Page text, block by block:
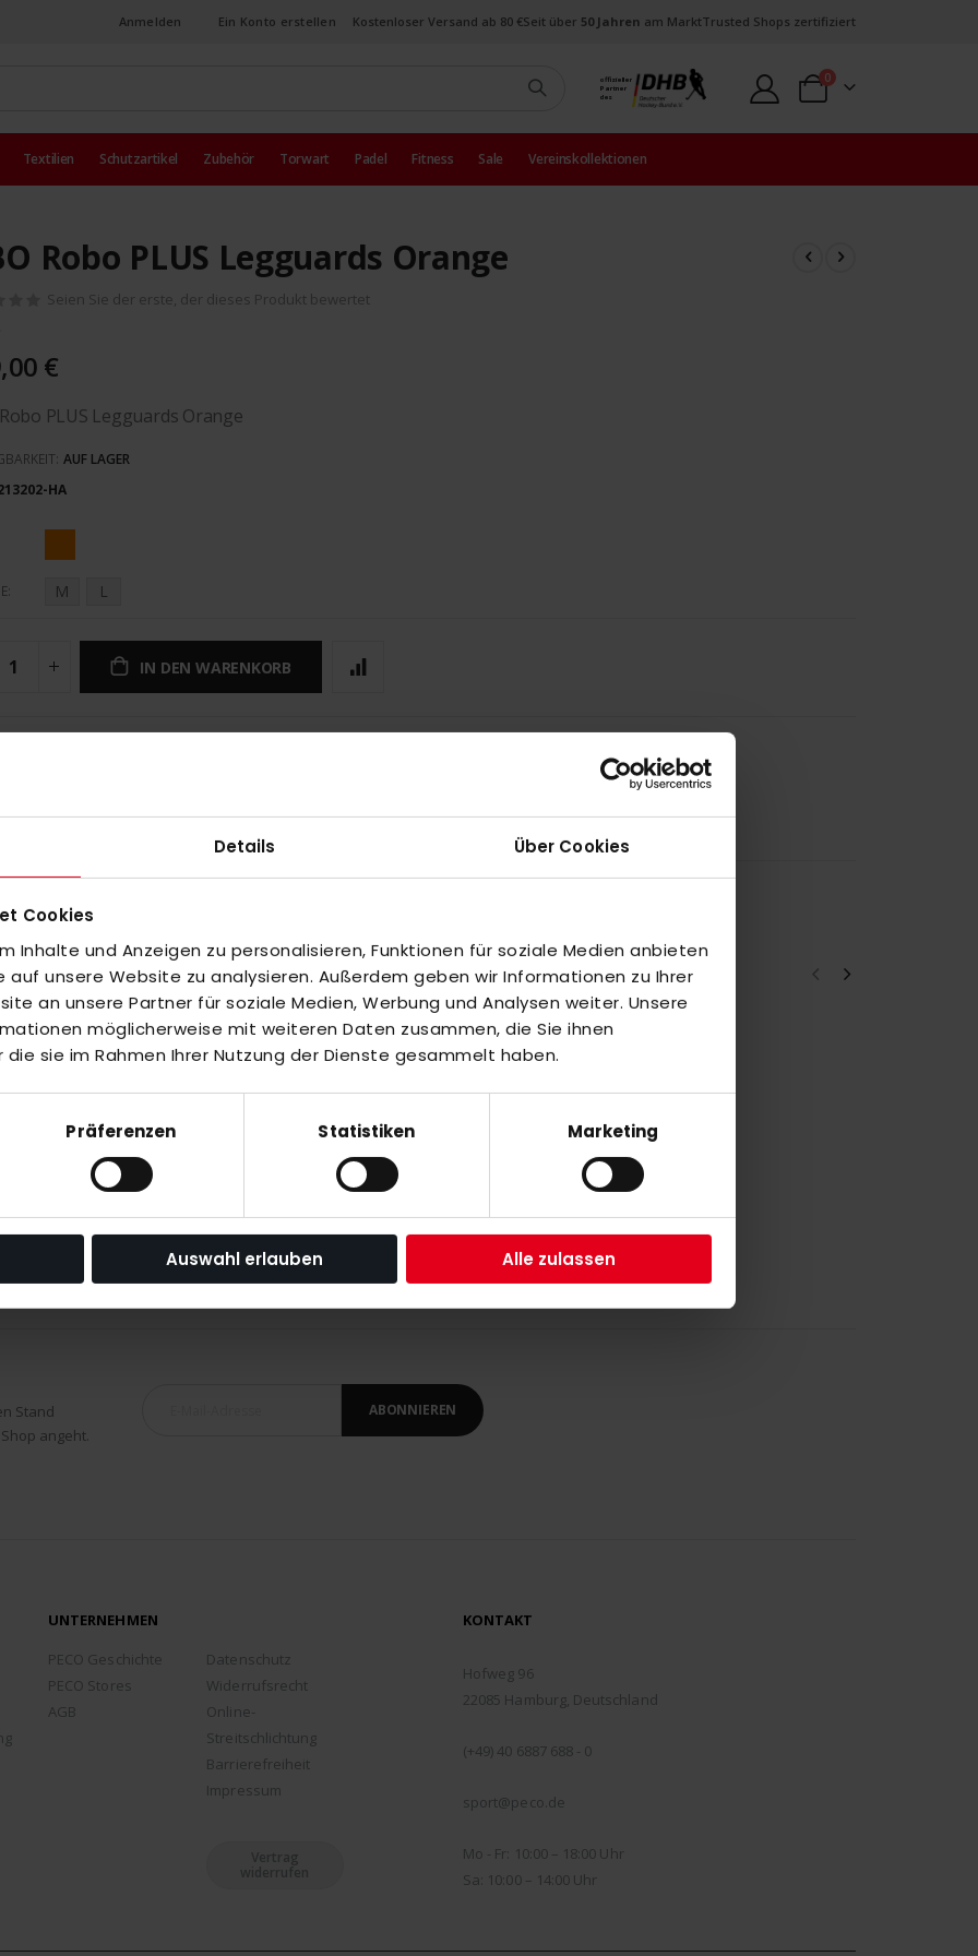
Details Über Cookies
Cookies
Inhalte und Anzeigen zu personalisieren, Funktionen für soziale Medien anbieten
auf unsere Website zu analysieren. Außerdem geben wir Informationen zu Ihrer
an unsere Partner für soziale Medien, Werbung und Analysen weiter. Unsere
möglicherweise mit weiteren Daten zusammen, die Sie ihnen
sie im Rahmen Ihrer Nutzung der Dienste gesammelt haben.
Präferenzen Statistiken Marketing
Auswahl erlauben Alle zulassen
Anmelden Ein Konto erstellen Kostenloser Versand ab 80 €Seit über 50 Jahren am MarktTrusted Shops zertifiziert
offizieller
Partner
des
Warenkorb
0Artikel
Textilien Schutzartikel Zubehör Torwart Padel Fitness Sale Vereinskollektionen
Robo PLUS Legguards Orange
Seien Sie der erste, der dieses Produkt bewertet
€
PLUS Legguards Orange
AUF LAGER
HA
M L
IN DEN WARENKORB
oderAlle auswählen
Stand
angeht.
ABONNIEREN
UNTERNEHMEN
PECO Geschichte
PECO Stores
AGB
Datenschutz
Widerrufsrecht
Online-
Streitschlichtung
Barrierefreiheit
Impressum
Vertrag
widerrufen
KONTAKT
Hofweg 96
22085 Hamburg, Deutschland
(+49) 40 6887 688 - 0
sport@peco.de
Mo - Fr: 10:00 – 18:00 Uhr
Sa: 10:00 – 14:00 Uhr